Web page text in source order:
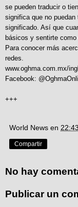
se pueden traducir o
significa que no
significado. Así que
básicos y sentirte como
Para conocer más
redes.
www.oghma.com.mx/
Facebook:
+++
World News en 22:43
Compartir
No hay
Publicar un